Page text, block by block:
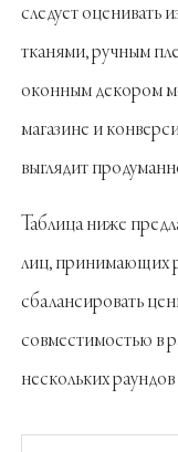
следует оценивать
тканями, ручным
оконным декором
магазине и
выглядит
Таблица ниже
лиц, принимающих
сбалансировать
совместимостью в
нескольких